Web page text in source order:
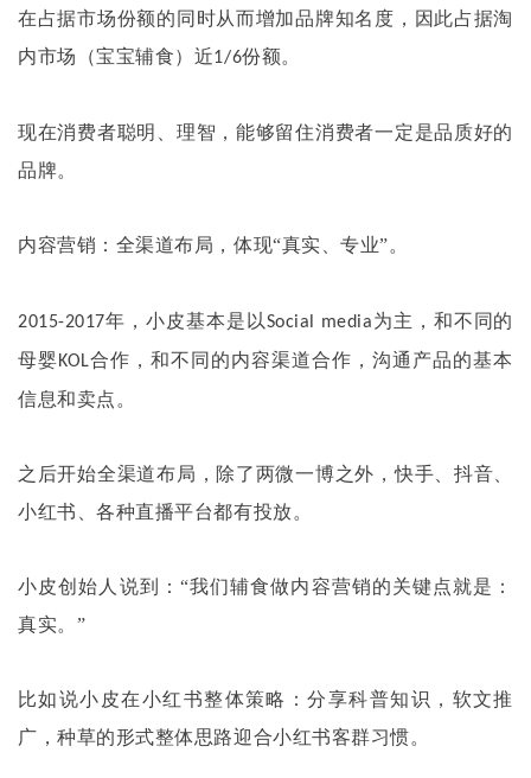
在占据市场份额的同时从而增加品牌知名度，因此占据淘
内市场（宝宝辅食）近1/6份额。
现在消费者聪明、理智，能够留住消费者一定是品质好的
品牌。
内容营销：全渠道布局，体现“真实、专业”。
2015-2017年，小皮基本是以Social media为主，和不同的
母婴KOL合作，和不同的内容渠道合作，沟通产品的基本
信息和卖点。
之后开始全渠道布局，除了两微一博之外，快手、抖音、
小红书、各种直播平台都有投放。
小皮创始人说到： “我们辅食做内容营销的关键点就是：
真实。”
比如说小皮在小红书整体策略：分享科普知识，软文推
广，种草的形式整体思路迎合小红书客群习惯。